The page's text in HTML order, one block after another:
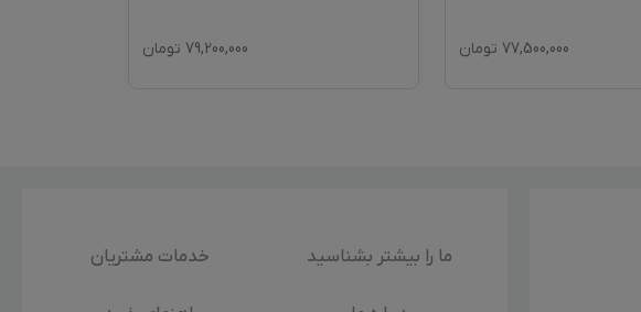
77,500,000 تومان 79,200,000 تومان
ما را بیشتر بشناسید خدمات مشتریان